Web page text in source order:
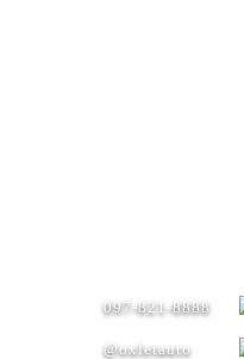
097-821-8888
@oxletauto